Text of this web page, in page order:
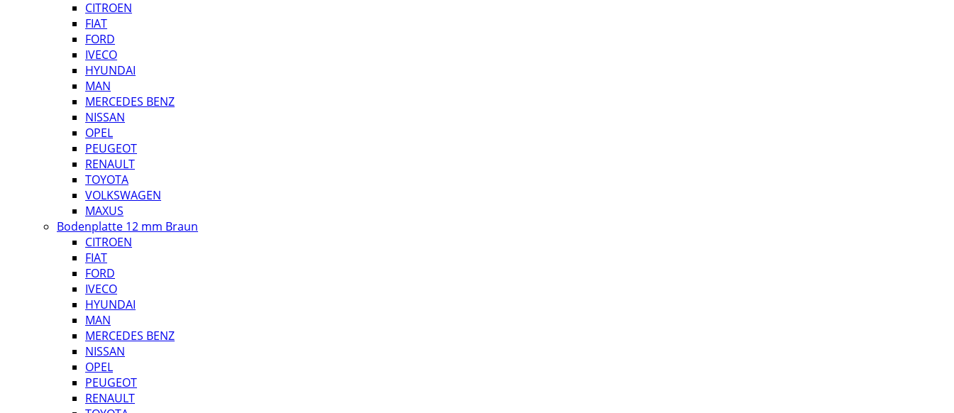
CITROEN
FIAT
FORD
IVECO
HYUNDAI
MAN
MERCEDES BENZ
NISSAN
OPEL
PEUGEOT
RENAULT
TOYOTA
VOLKSWAGEN
MAXUS
Bodenplatte 12 mm Braun
CITROEN
FIAT
FORD
IVECO
HYUNDAI
MAN
MERCEDES BENZ
NISSAN
OPEL
PEUGEOT
RENAULT